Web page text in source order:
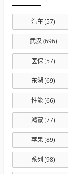
汽车(57)
武汉 (696)
医保(57)
东湖 (69)
性能(66)
鸿蒙(77)
苹果(89)
系列 (98)